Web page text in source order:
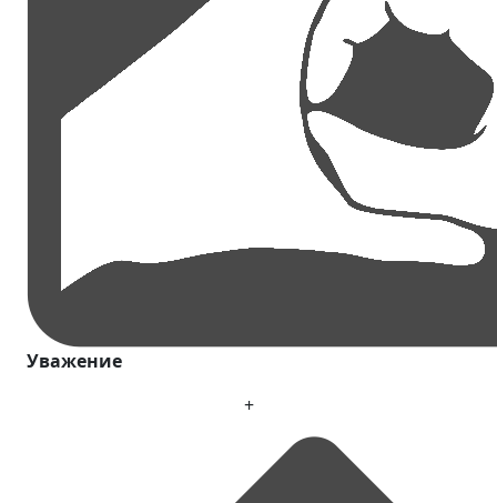
Уважение
+